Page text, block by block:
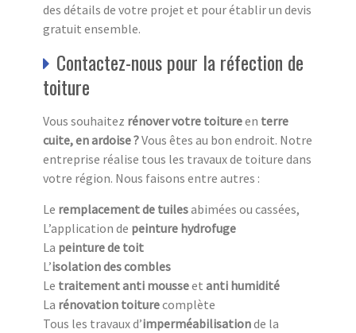
des détails de votre projet et pour établir un devis
gratuit ensemble.
Contactez-nous pour la réfection de
toiture
Vous souhaitez rénover votre toitureen terre
cuite, en ardoise ?Vous êtes au bon endroit. Notre
entreprise réalise tous les travaux de toiture dans
votre région. Nous faisons entre autres :
Le remplacement de tuilesabimées ou cassées,
L’application de peinture hydrofuge
La peinture de toit
L’isolation des combles
Le traitement anti mousseet anti humidité
La rénovation toiturecomplète
Tous les travaux d’imperméabilisationde la